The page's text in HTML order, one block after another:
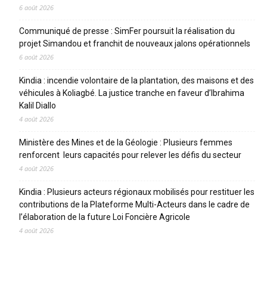
6 août 2026
Communiqué de presse : SimFer poursuit la réalisation du
projet Simandou et franchit de nouveaux jalons opérationnels
6 août 2026
Kindia : incendie volontaire de la plantation, des maisons et des
véhicules à Koliagbé. La justice tranche en faveur d’Ibrahima
Kalil Diallo
4 août 2026
Ministère des Mines et de la Géologie : Plusieurs femmes
renforcent leurs capacités pour relever les défis du secteur
4 août 2026
Kindia : Plusieurs acteurs régionaux mobilisés pour restituer les
contributions de la Plateforme Multi-Acteurs dans le cadre de
l’élaboration de la future Loi Foncière Agricole
4 août 2026